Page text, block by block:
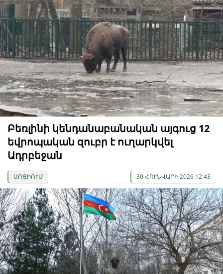
Բեռլինի կենդանաբանական այգուց 12
եվրոպական զուբր է ուղարկվել
Ադրբեջան
ՍՈՑԻՈՒՄ 30 ՀՈՒՆՎԱՐԻ 2026 12:43